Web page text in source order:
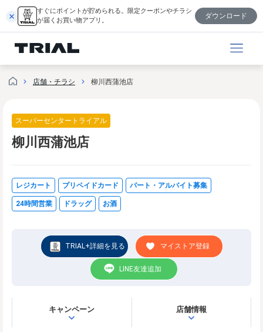
内
すぐにポイントが貯められる。限定クーポンやチラシ
が届くお買い物アプリ。
ダウンロード
店舗・チラシ 柳川西蒲池店
スーパーセンタートライアル
柳川西蒲池店
レジカート プリペイドカード パート・アルバイト募集
24時間営業 ドラッグ お酒
TRIAL+詳細を見る マイストア登録
LINE友達追加
キャンペーン 店舗情報